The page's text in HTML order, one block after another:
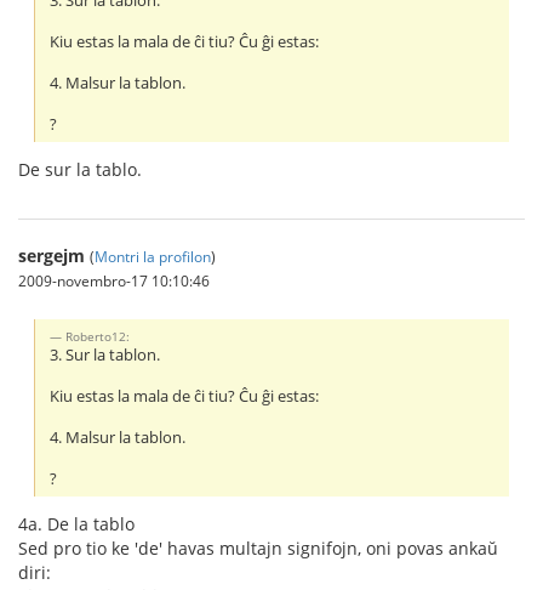
Kiu estas la mala de ĉi tiu? Ĉu ĝi estas:
4. Malsur la tablon.
?
De sur la tablo.
sergejm (Montri la profilon)
2009-novembro-17 10:10:46
Roberto12:
3. Sur la tablon.
Kiu estas la mala de ĉi tiu? Ĉu ĝi estas:
4. Malsur la tablon.
?
4a. De la tablo
Sed pro tio ke 'de' havas multajn signifojn, oni povas ankaŭ
diri: